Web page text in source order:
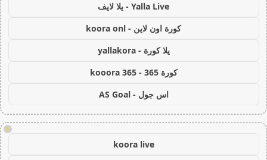
Yalla Live - يلا لايف
كورة اون لاين - koora onl
يلا كورة - yallakora
كورة 365 - kooora 365
اس جول - AS Goal
!
koora live